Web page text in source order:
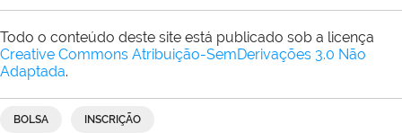
Todo o conteúdo deste site está publicado sob a licença
Creative Commons Atribuição-SemDerivações 3.0 Não
Adaptada.
BOLSA INSCRIÇÃO